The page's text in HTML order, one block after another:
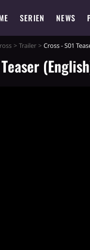
SERIEN NEWS
Trailer Cross - S01